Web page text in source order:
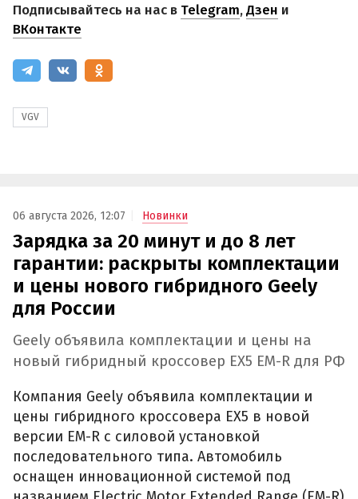
Подписывайтесь на нас в Telegram,Дзен и
ВКонтакте
VGV
06 августа 2026, 12:07 Новинки
Зарядка за 20 минут и до 8 лет
гарантии: раскрыты комплектации
и цены нового гибридного Geely
для России
Geely объявила комплектации и цены на
новый гибридный кроссовер EX5 EM-R для РФ
Компания Geely объявила комплектации и
цены гибридного кроссовера EX5 в новой
версии EM-R с силовой установкой
последовательного типа. Автомобиль
оснащен инновационной системой под